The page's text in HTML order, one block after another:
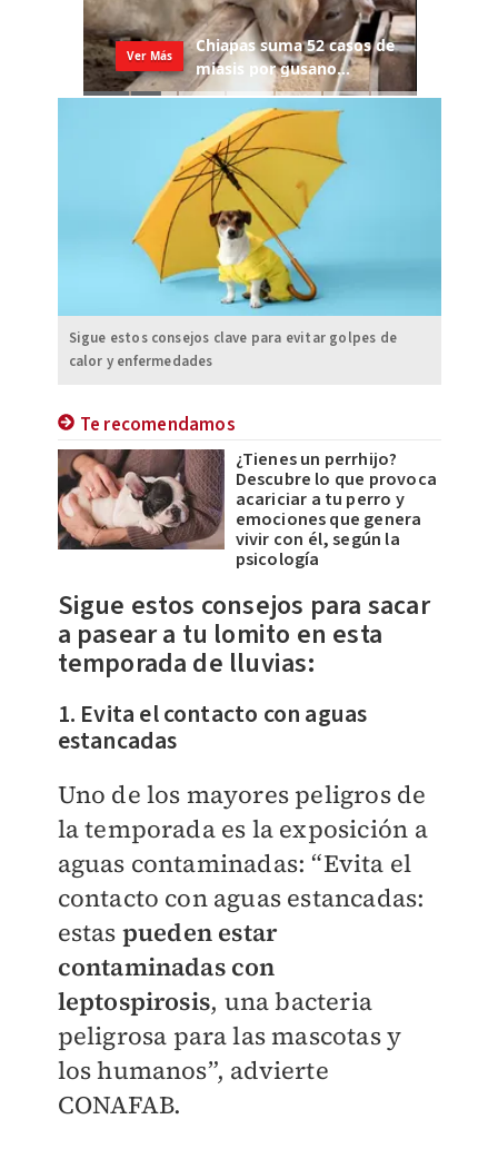
Sigue estos consejos clave para evitar golpes de
calor y enfermedades
Te recomendamos
¿Tienes un perrhijo?
Descubre lo que provoca
acariciar a tu perro y
emociones que genera
vivir con él, según la
psicología
Sigue estos consejos para sacar
a pasear a tu lomito en esta
temporada de lluvias:
1. Evita el contacto con aguas
estancadas
Uno de los mayores peligros de
la temporada es la exposición a
aguas contaminadas: “Evita el
contacto con aguas estancadas:
estas pueden estar
contaminadas con
leptospirosis, una bacteria
peligrosa para las mascotas y
los humanos”, advierte
CONAFAB.